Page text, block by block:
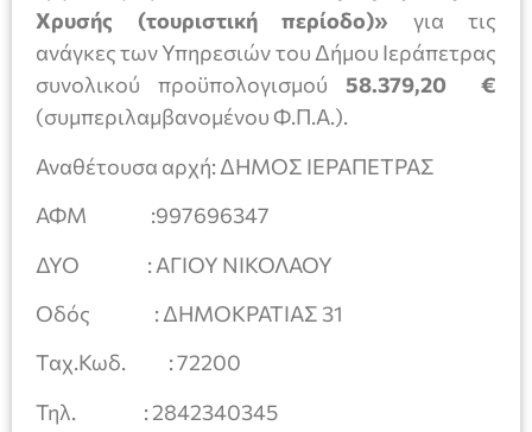
Χρυσής (τουριστική περίοδο)» για τις
ανάγκες των Υπηρεσιών του Δήμου Ιεράπετρας
συνολικού προϋπολογισμού 58.379,20 €
(συμπεριλαμβανομένου Φ.Π.Α.).
Αναθέτουσα αρχή: ΔΗΜΟΣ ΙΕΡΑΠΕΤΡΑΣ
ΑΦΜ :997696347
ΔΥΟ : ΑΓΙΟΥ ΝΙΚΟΛΑΟΥ
Οδός : ΔΗΜΟΚΡΑΤΙΑΣ 31
Ταχ.Κωδ. : 72200
Τηλ. : 2842340345